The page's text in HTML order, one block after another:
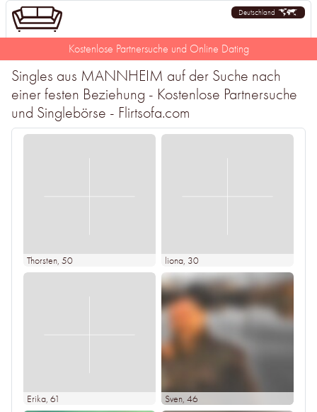
Deutschland
Kostenlose Partnersuche und Online Dating
Singles aus MANNHEIM auf der Suche nach
einer festen Beziehung - Kostenlose Partnersuche
und Singlebörse - Flirtsofa.com
Thorsten, 50 liona, 30
Erika, 61 Sven, 46